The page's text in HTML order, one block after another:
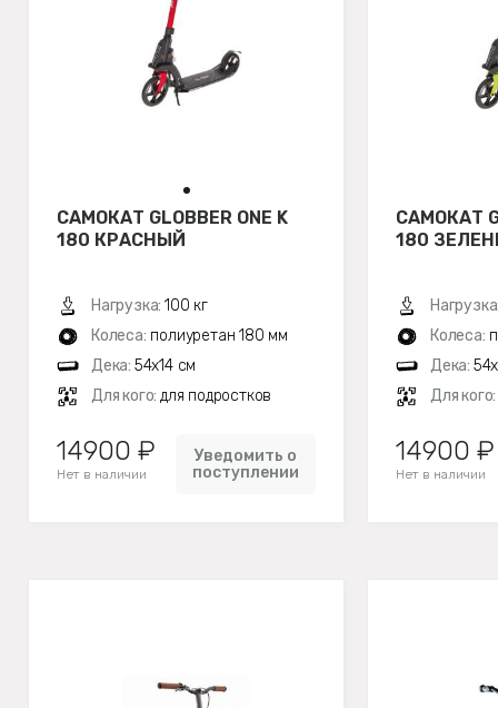
САМОКАТ GLOBBER ONE K
180 КРАСНЫЙ
Нагрузка: 100 кг
Колеса: полиуретан 180 мм
Дека: 54x14 см
Для кого: для подростков
14900 ₽
Нет в наличии
Уведомить о
поступлении
САМОКАТ
180
Колеса:
Дека:
Для кого:
14900 ₽
Нет в наличии